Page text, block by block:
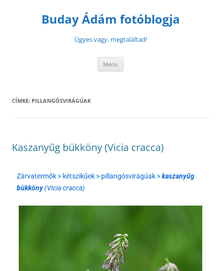
Buday Ádám fotóblogja
Ügyes vagy, megtaláltad!
Menü
CÍMKE: PILLANGÓSVIRÁGÚAK
Kaszanyűg bükköny (Vicia cracca)
Zárvatermők > kétszikűek > pillangósvirágúak >kaszanyűg
bükköny(Vicia cracca)